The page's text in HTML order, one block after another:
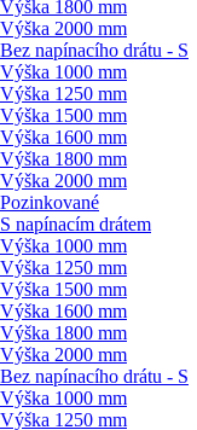
Výška 1800 mm
Výška 2000 mm
Bez napínacího drátu - S
Výška 1000 mm
Výška 1250 mm
Výška 1500 mm
Výška 1600 mm
Výška 1800 mm
Výška 2000 mm
Pozinkované
S napínacím drátem
Výška 1000 mm
Výška 1250 mm
Výška 1500 mm
Výška 1600 mm
Výška 1800 mm
Výška 2000 mm
Bez napínacího drátu - S
Výška 1000 mm
Výška 1250 mm